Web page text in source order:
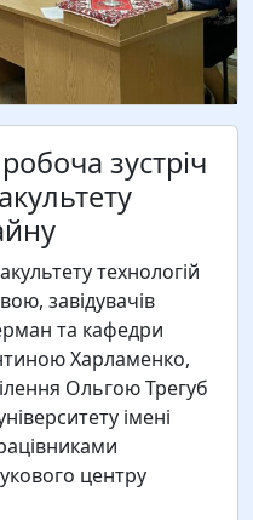
зустріч
технологій
завідувачів
та кафедри
Харламенко,
Ольгою Трегуб
імені
центру